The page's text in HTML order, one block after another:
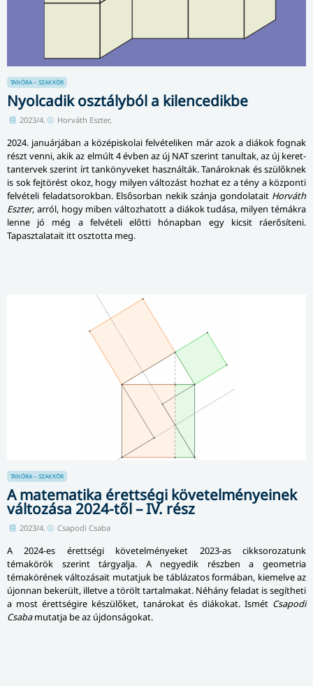
TANÓRA – SZAKKÖR
Nyolcadik osztályból a kilencedikbe
2023/4. Horváth Eszter,
2024. januárjában a középiskolai felvételiken már azok a diákok fognak
részt venni, akik az elmúlt 4 évben az új NAT szerint tanultak, az új ke­ret­
tan­ter­vek szerint írt tankönyveket használták. Tanároknak és szülőknek
is sok fejtörést okoz, hogy milyen változást hozhat ez a tény a központi
felvételi fel­a­dat­so­rok­ban. Elsősorban nekik szánja gondolatait Horváth
Eszter, arról, hogy miben változhatott a diákok tudása, milyen témákra
lenne jó még a felvételi előtti hónapban egy kicsit ráerősíteni.
Tapasztalatait itt osztotta meg.
TANÓRA – SZAKKÖR
A matematika érettségi követelményeinek
változása 2024-től – IV. rész
2023/4. Csapodi Csaba
A 2024-es érettségi követelményeket 2023-as cikksorozatunk
témakörök szerint tárgyalja. A negyedik részben a geometria
témakörének változásait mutatjuk be táblázatos formában, kiemelve az
újonnan bekerült, illetve a törölt tartalmakat. Néhány feladat is segítheti
a most érettségire készülőket, tanárokat és diákokat. Ismét Csapodi
Csabamutatja be az újdonságokat.